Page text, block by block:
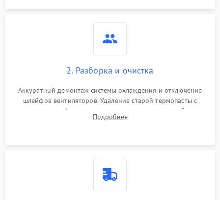
2. Разборка и очистка
Аккуратный демонтаж системы охлаждения и отключение
шлейфов вентиляторов. Удаление старой термопасты с
кристалла графического чипа и термопрокладок с банок
памяти и зоны VRM. Очистка платы от пыли и окислов.
Подробнее